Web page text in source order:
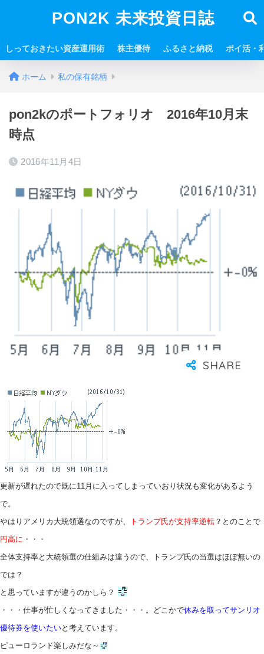
PON2K 未来投資日誌
しっておきたい資産運用術 株主優待 ふるさと納税 ポイ活・
ホーム 私の保有銘柄
pon2kのポートフォリオ 2016年10月末
時点
2016年11月4日
更新が遅れたので既に11月に入ってしまっていおり状況も変化があるよう
で。
やはりアメリカ大統領選なのですが、
トランプ氏が支持率逆転 ？とのことで
円高に ・・・
全体支持率と大統領選の仕組みは違うので、トランプ氏の当選はほぼ無いの
では？
と思っていますが違うのかしら？
・・・仕事が忙しくなってきました・・・。どこかで休みを取ってサンリオ
優待券を使いたいと考えています。
ピューロランド楽しみだな～